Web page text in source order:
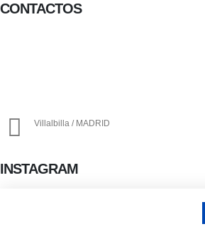
CONTACTOS
Villalbilla / MADRID
INSTAGRAM